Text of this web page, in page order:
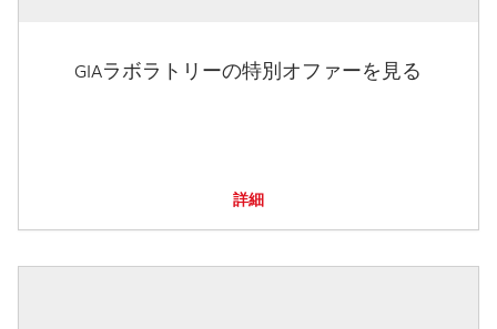
GIAラボラトリーの特別オファーを見る
詳細